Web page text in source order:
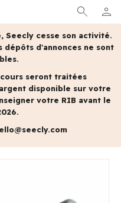
search person
MON
Seecly cesse son activité.
dépôts d'annonces ne sont
seront traitées
disponible sur votre
votre RIB avant le